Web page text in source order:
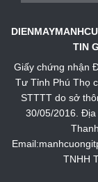
TIN
Giấy chứng nhận
Tư Tỉnh Phú Thọ
STTTT do sở
30/05/2016. Địa
TNHH